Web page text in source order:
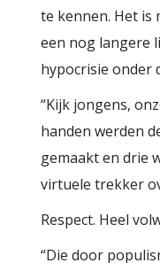
te kennen. Het is
een nog langere
hypocrisie onder
“Kijk jongens,
handen werden
gemaakt en drie
virtuele trekker
Respect. Heel
“Die door